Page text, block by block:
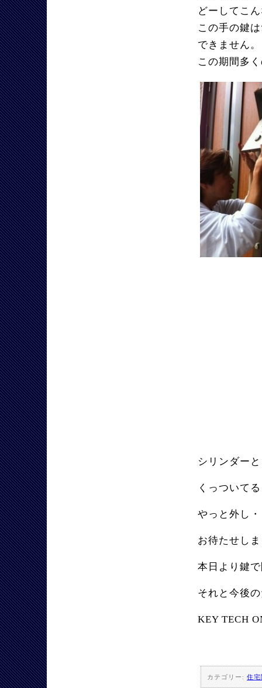
どーしてこ
この手の鍵
できません。
この期間多
シリンダー
くっついて
やっと外し
お待たせし
本日より鍵
それと今後
KEY TECH
カテゴリー: 住宅